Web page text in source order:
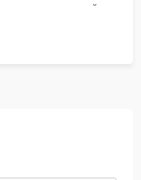
заданной
утечек тока.